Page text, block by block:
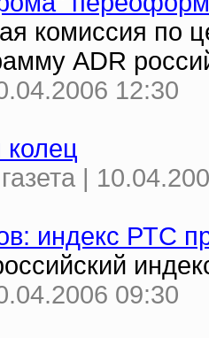
комиссия по
ADR
12:30
|
индекс РТС
09:30